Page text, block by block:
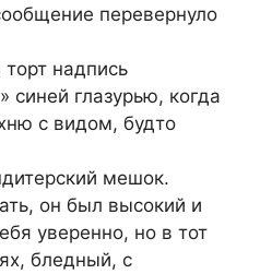
перевернуло
надпись
глазурью, когда
с видом, будто
мешок.
он был высокий и
уверенно, но в тот
бледный, с